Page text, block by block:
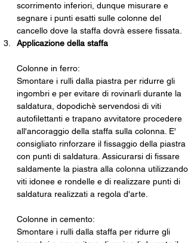
scorrimento inferiori, dunque misurare e
segnare i punti esatti sulle colonne del
cancello dove la staffa dovrà essere fissata.
Applicazione della staffa
Colonne in ferro:
Smontare i rulli dalla piastra per ridurre gli
ingombri e per evitare di rovinarli durante la
saldatura, dopodichè servendosi di viti
autofilettanti e trapano avvitatore procedere
all'ancoraggio della staffa sulla colonna. E'
consigliato rinforzare il fissaggio della piastra
con punti di saldatura. Assicurarsi di fissare
saldamente la piastra alla colonna utilizzando
viti idonee e rondelle e di realizzare punti di
saldatura realizzati a regola d'arte.
Colonne in cemento:
Smontare i rulli dalla staffa per ridurre gli